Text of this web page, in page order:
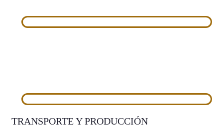
TRANSPORTE Y PRODUCCIÓN